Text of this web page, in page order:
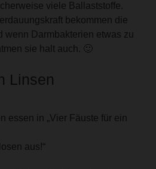
viele Ballaststoffe.
bekommen die
wenn Darmbakterien etwas zu
sie halt auch. 🙂
Linsen
essen in „Vier Fäuste für ein
aus!“